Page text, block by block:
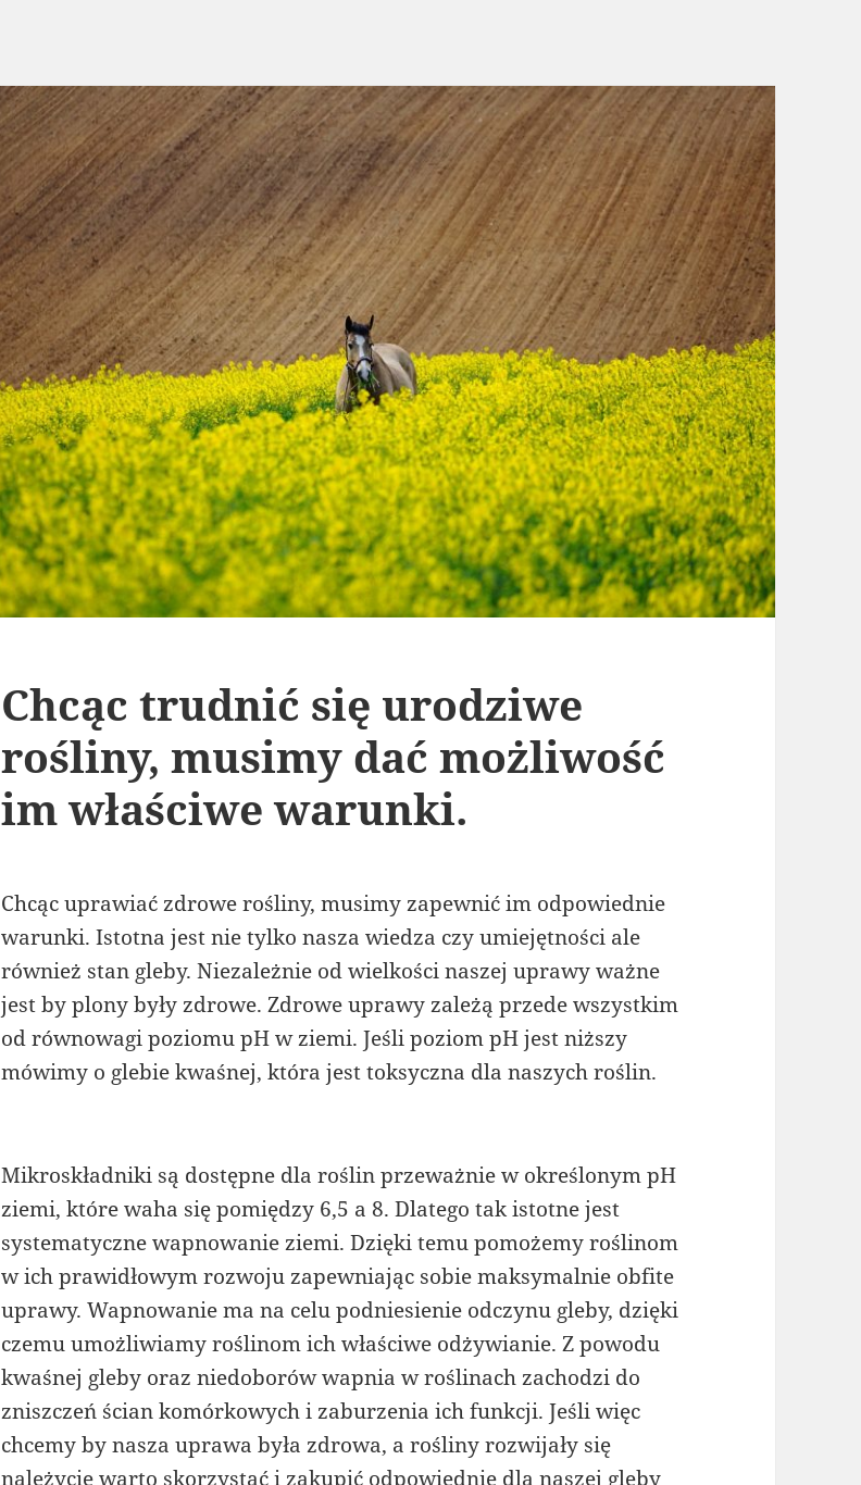
Chcąc trudnić się urodziwe
rośliny, musimy dać możliwość
im właściwe warunki.
Chcąc uprawiać zdrowe rośliny, musimy zapewnić im odpowiednie
warunki. Istotna jest nie tylko nasza wiedza czy umiejętności ale
również stan gleby. Niezależnie od wielkości naszej uprawy ważne
jest by plony były zdrowe. Zdrowe uprawy zależą przede wszystkim
od równowagi poziomu pH w ziemi. Jeśli poziom pH jest niższy
mówimy o glebie kwaśnej, która jest toksyczna dla naszych roślin.
Mikroskładniki są dostępne dla roślin przeważnie w określonym pH
ziemi, które waha się pomiędzy 6,5 a 8. Dlatego tak istotne jest
systematyczne wapnowanie ziemi. Dzięki temu pomożemy roślinom
w ich prawidłowym rozwoju zapewniając sobie maksymalnie obfite
uprawy. Wapnowanie ma na celu podniesienie odczynu gleby, dzięki
czemu umożliwiamy roślinom ich właściwe odżywianie. Z powodu
kwaśnej gleby oraz niedoborów wapnia w roślinach zachodzi do
zniszczeń ścian komórkowych i zaburzenia ich funkcji. Jeśli więc
chcemy by nasza uprawa była zdrowa, a rośliny rozwijały się
należycie warto skorzystać i zakupić odpowiednie dla naszej gleby